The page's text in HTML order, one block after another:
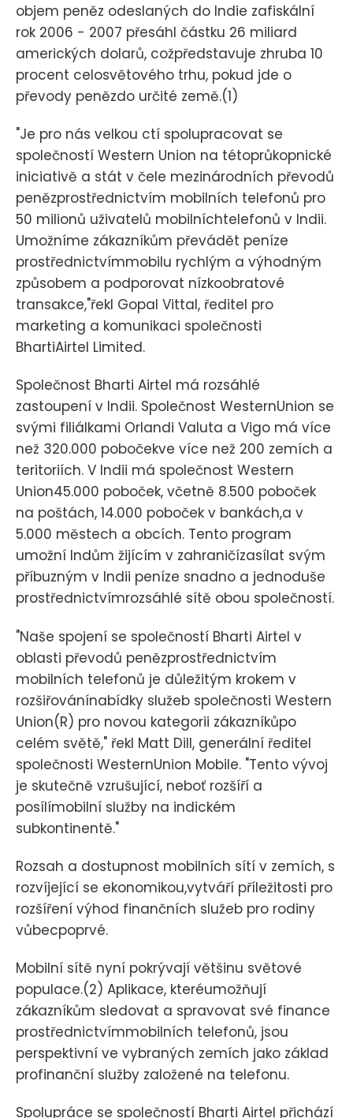
objem peněz odeslaných do Indie zafiskální
rok 2006 - 2007 přesáhl částku 26 miliard
amerických dolarů, cožpředstavuje zhruba 10
procent celosvětového trhu, pokud jde o
převody penězdo určité země.(1)
"Je pro nás velkou ctí spolupracovat se
společností Western Union na tétoprůkopnické
iniciativě a stát v čele mezinárodních převodů
penězprostřednictvím mobilních telefonů pro
50 milionů uživatelů mobilníchtelefonů v Indii.
Umožníme zákazníkům převádět peníze
prostřednictvímmobilu rychlým a výhodným
způsobem a podporovat nízkoobratové
transakce,"řekl Gopal Vittal, ředitel pro
marketing a komunikaci společnosti
BhartiAirtel Limited.
Společnost Bharti Airtel má rozsáhlé
zastoupení v Indii. Společnost WesternUnion se
svými filiálkami Orlandi Valuta a Vigo má více
než 320.000 pobočekve více než 200 zemích a
teritoriích. V Indii má společnost Western
Union45.000 poboček, včetně 8.500 poboček
na poštách, 14.000 poboček v bankách,a v
5.000 městech a obcích. Tento program
umožní Indům žijícím v zahraničízasílat svým
příbuzným v Indii peníze snadno a jednoduše
prostřednictvímrozsáhlé sítě obou společností.
"Naše spojení se společností Bharti Airtel v
oblasti převodů penězprostřednictvím
mobilních telefonů je důležitým krokem v
rozšiřovánínabídky služeb společnosti Western
Union(R) pro novou kategorii zákazníkůpo
celém světě," řekl Matt Dill, generální ředitel
společnosti WesternUnion Mobile. "Tento vývoj
je skutečně vzrušující, neboť rozšíří a
posílímobilní služby na indickém
subkontinentě."
Rozsah a dostupnost mobilních sítí v zemích, s
rozvíjející se ekonomikou,vytváří příležitosti pro
rozšíření výhod finančních služeb pro rodiny
vůbecpoprvé.
Mobilní sítě nyní pokrývají většinu světové
populace.(2) Aplikace, kteréumožňují
zákazníkům sledovat a spravovat své finance
prostřednictvímmobilních telefonů, jsou
perspektivní ve vybraných zemích jako základ
profinanční služby založené na telefonu.
Spolupráce se společností Bharti Airtel přichází